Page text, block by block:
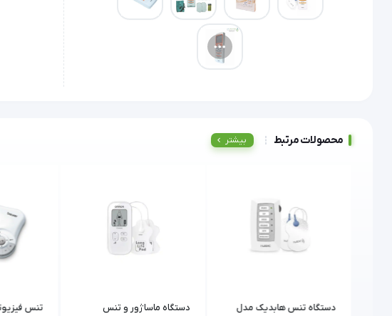
محصولات مرتبط بیشتر
دستگاه تنس هابدیک مدل
دستگاه ماساژور و تنس